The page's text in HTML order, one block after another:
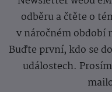
odběru a čtěte o
v náročném období
Buďte první, kdo se
událostech.